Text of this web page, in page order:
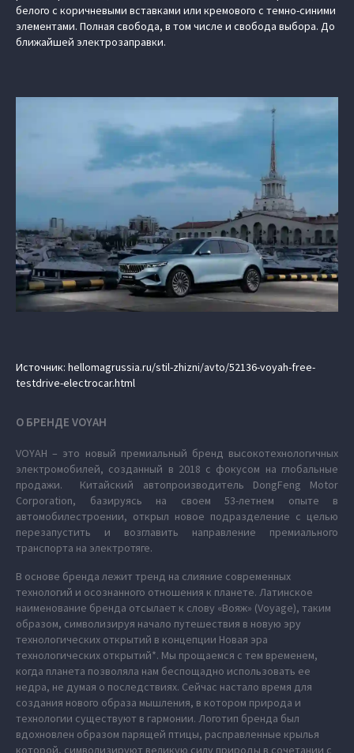
белого с коричневыми вставками или кремового с темно-синими
элементами. Полная свобода, в том числе и свобода выбора. До
ближайшей электрозаправки.
Источник: hellomagrussia.ru/stil-zhizni/avto/52136-voyah-free-
testdrive-electrocar.html
О БРЕНДЕ VOYAH
VOYAH – это новый премиальный бренд высокотехнологичных
электромобилей, созданный в 2018 с фокусом на глобальные
продажи. Китайский автопроизводитель DongFeng Motor
Corporation, базируясь на своем 53-летнем опыте в
автомобилестроении, открыл новое подразделение с целью
перезапустить и возглавить направление премиального
транспорта на электротяге.
В основе бренда лежит тренд на слияние современных
технологий и осознанного отношения к планете. Латинское
наименование бренда отсылает к слову «Вояж» (Voyage), таким
образом, символизируя начало путешествия в новую эру
технологических открытий в концепции Новая эра
технологических открытий*. Мы прощаемся с тем временем,
когда планета позволяла нам беспощадно использовать ее
недра, не думая о последствиях. Сейчас настало время для
создания нового образа мышления, в котором природа и
технологии существуют в гармонии. Логотип бренда был
вдохновлен образом парящей птицы, расправленные крылья